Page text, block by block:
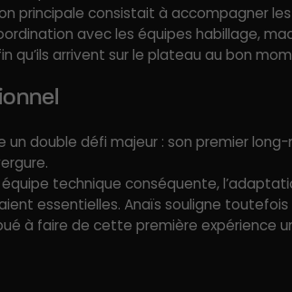
principale consistait à accompagner
avec les équipes habillage,
arrivent sur le plateau au bon
double défi majeur : son premier
technique conséquente,
essentielles. Anaïs souligne
à faire de cette première expérience